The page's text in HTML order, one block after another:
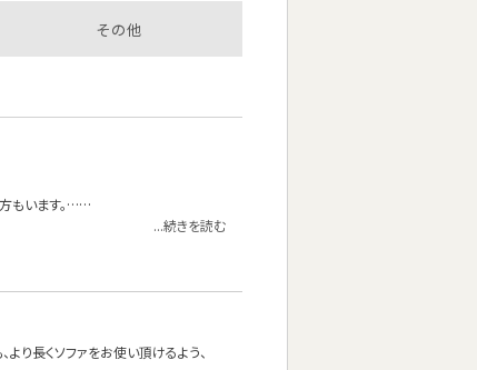
その他
もいます。……
...続きを読む
り長くソファをお使い頂けるよう、